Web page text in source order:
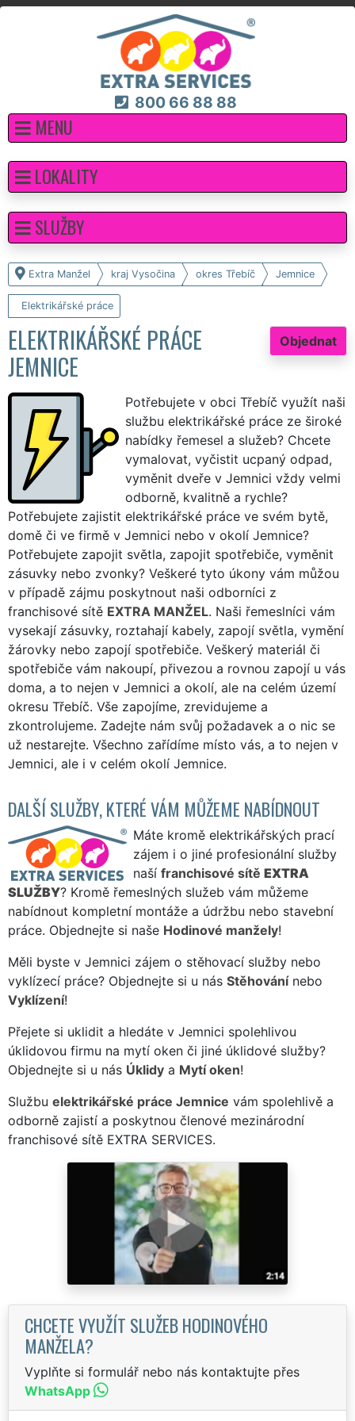
800 66 88 88
MENU
Extra Manžel kraj Vysočina okres Třebíč Jemnice
Elektrikářské práce
Objednat
ELEKTRIKÁŘSKÉ PRÁCE
JEMNICE
Potřebujete v obci Třebíč využít naši
službu elektrikářské práce ze široké
nabídky řemesel a služeb? Chcete
vymalovat, vyčistit ucpaný odpad,
vyměnit dveře v Jemnici vždy velmi
odborně, kvalitně a rychle?
Potřebujete zajistit elektrikářské práce ve svém bytě,
domě či ve firmě v Jemnici nebo v okolí Jemnice?
Potřebujete zapojit světla, zapojit spotřebiče, vyměnit
zásuvky nebo zvonky? Veškeré tyto úkony vám můžou
v případě zájmu poskytnout naši odborníci z
franchisové sítě EXTRA MANŽEL. Naši řemeslníci vám
vysekají zásuvky, roztahají kabely, zapojí světla, vymění
žárovky nebo zapojí spotřebiče. Veškerý materiál či
spotřebiče vám nakoupí, přivezou a rovnou zapojí u vás
doma, a to nejen v Jemnici a okolí, ale na celém území
okresu Třebíč. Vše zapojíme, zrevidujeme a
zkontrolujeme. Zadejte nám svůj požadavek a o nic se
už nestarejte. Všechno zařídíme místo vás, a to nejen v
Jemnici, ale i v celém okolí Jemnice.
DALŠÍ SLUŽBY, KTERÉ VÁM MŮŽEME NABÍDNOUT
Máte kromě elektrikářských prací
zájem i o jiné profesionální služby
naší franchisové sítě EXTRA
SLUŽBY? Kromě řemeslných služeb vám můžeme
nabídnout kompletní montáže a údržbu nebo stavební
práce. Objednejte si naše Hodinové manžely!
Měli byste v Jemnici zájem o stěhovací služby nebo
vyklízecí práce? Objednejte si u nás Stěhovánínebo
Vyklízení!
Přejete si uklidit a hledáte v Jemnici spolehlivou
úklidovou firmu na mytí oken či jiné úklidové služby?
Objednejte si u nás Úklidy a Mytí oken!
Službu elektrikářské práce Jemnice vám spolehlivě a
odborně zajistí a poskytnou členové mezinárodní
franchisové sítě EXTRA SERVICES.
CHCETE VYUŽÍT SLUŽEB HODINOVÉHO
MANŽELA?
Vyplňte si formulář nebo nás kontaktujte přes
WhatsApp
LOKALITY
SLUŽBY